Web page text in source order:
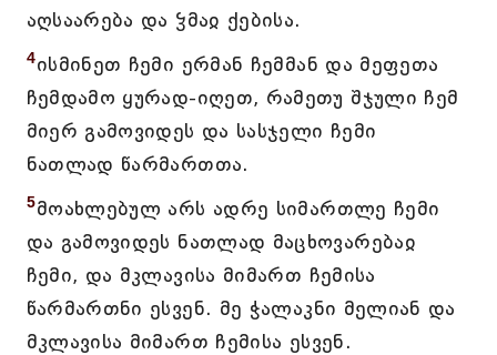
აღსაარება და ჴმაჲ ქებისა.
4ისმინეთ ჩემი ერმან ჩემმან და მეფეთა
ჩემდამო ყურად-იღეთ, რამეთუ შჯული ჩემ
მიერ გამოვიდეს და სასჯელი ჩემი
ნათლად წარმართთა.
5მოახლებულ არს ადრე სიმართლე ჩემი
და გამოვიდეს ნათლად მაცხოვარებაჲ
ჩემი, და მკლავისა მიმართ ჩემისა
წარმართნი ესვენ. მე ჭალაკნი მელიან და
მკლავისა მიმართ ჩემისა ესვენ.